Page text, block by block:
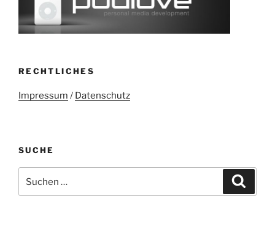
RECHTLICHES
Impressum / Datenschutz
SUCHE
nach: